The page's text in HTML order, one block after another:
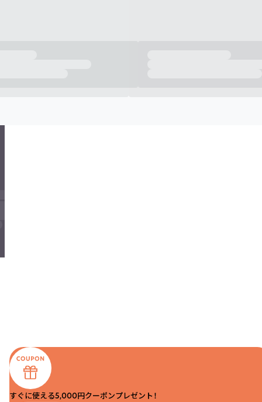
すぐに使える5,000円クーポンプレゼント！